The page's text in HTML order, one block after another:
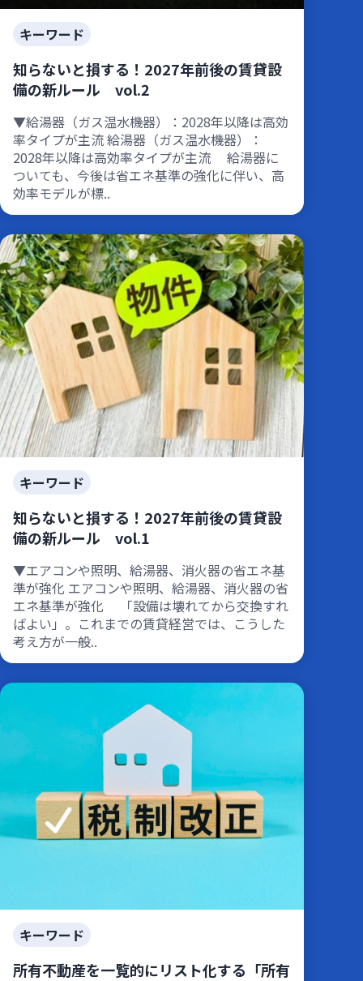
キーワード
知らないと損する！2027年前後の賃貸設
備の新ルール vol.2
▼給湯器（ガス温水機器）：2028年以降は高効
率タイプが主流 給湯器（ガス温水機器）：
2028年以降は高効率タイプが主流 給湯器に
ついても、今後は省エネ基準の強化に伴い、高
効率モデルが標..
キーワード
知らないと損する！2027年前後の賃貸設
備の新ルール vol.1
▼エアコンや照明、給湯器、消火器の省エネ基
準が強化 エアコンや照明、給湯器、消火器の省
エネ基準が強化 「設備は壊れてから交換すれ
ばよい」。これまでの賃貸経営では、こうした
考え方が一般..
キーワード
所有不動産を一覧的にリスト化する「所有